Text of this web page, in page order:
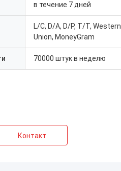
в течение 7 дней
L/C, D/A, D/P, T/T, Western
Union, MoneyGram
70000 штук в неделю
Контакт